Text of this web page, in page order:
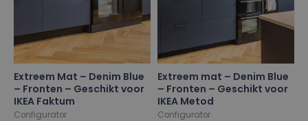
Extreem Mat – Denim Blue
– Fronten – Geschikt voor
IKEA Faktum
Configurator
Extreem mat – Denim Blue
– Fronten – Geschikt voor
IKEA Metod
Configurator